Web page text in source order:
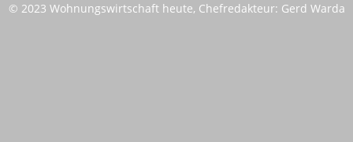
© 2023 Wohnungswirtschaft heute, Chefredakteur: Gerd Warda